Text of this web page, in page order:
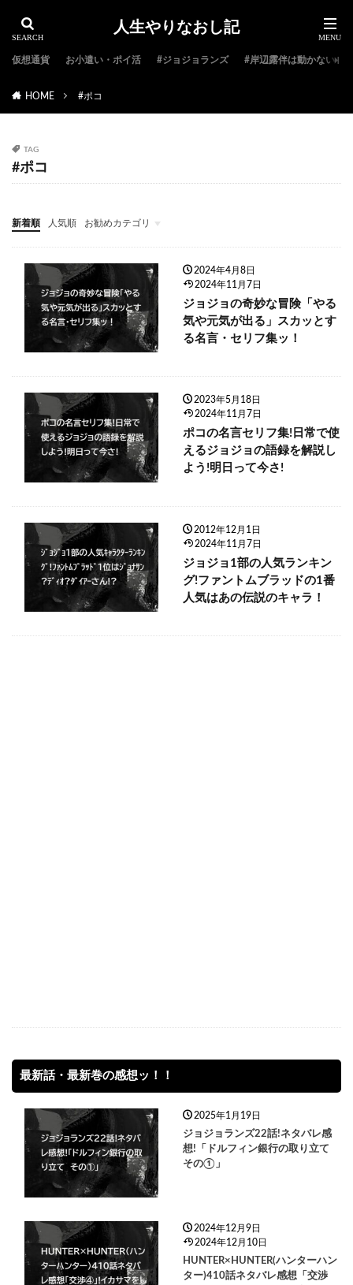
人生やりなおし記
仮想通貨 お小遣い・ポイ活 #ジョジョランズ #岸辺露伴は動かない
HOME #ポコ
TAG
#ポコ
新着順 人気順 お勧めカテゴリ
#ジョジョ特集
#ジョジョのキャラクター紹介
#ジョジョランキング
#ジョジョアニメ
#ジョジョランズ
#岸辺露伴は動かない
#ジョジョ小説
2024年4月8日
2024年11月7日
ジョジョの奇妙な冒険「やる
気や元気が出る」スカッとす
る名言・セリフ集ッ！
2023年5月18日
2024年11月7日
ポコの名言セリフ集!日常で使
えるジョジョの語録を解説し
よう!明日って今さ!
2012年12月1日
2024年11月7日
ジョジョ1部の人気ランキン
グ!ファントムブラッドの1番
人気はあの伝説のキャラ！
最新話・最新巻の感想ッ！！
2025年1月19日
ジョジョランズ22話!ネタバレ感
想!「ドルフィン銀行の取り立て
その①」
2024年12月9日
2024年12月10日
HUNTER×HUNTER(ハンターハン
ター)410話ネタバレ感想「交渉